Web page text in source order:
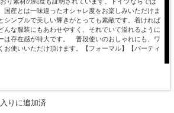
国産とは一味違ったオシャレ度をお楽しみいただけま
ンプルで美しい輝きがとっても素敵です。着ければ
んな服装にもあわせやすく、それでいて溢れるように
は存在感が特大です。 普段使いのおしゃれにも、ワ
お使いいただけ頂けます。【フォーマル】【パーティ
りに追加済